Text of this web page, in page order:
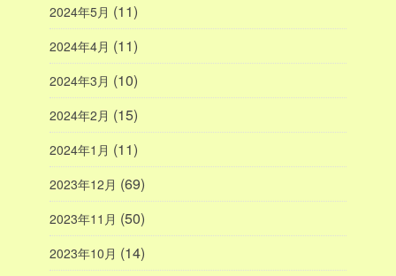
2024年5月 (11)
2024年4月 (11)
2024年3月 (10)
2024年2月 (15)
2024年1月 (11)
2023年12月 (69)
2023年11月 (50)
2023年10月 (14)